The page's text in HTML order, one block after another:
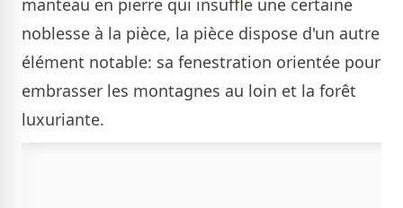
noblesse à la pièce, la pièce dispose d'un autre
élément notable: sa fenestration orientée pour
embrasser les montagnes au loin et la forêt
luxuriante.